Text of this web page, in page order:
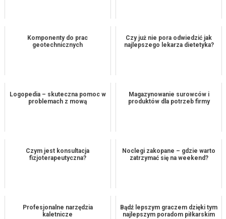
Komponenty do prac
geotechnicznych
Czy już nie pora odwiedzić jak
najlepszego lekarza dietetyka?
Logopedia – skuteczna pomoc w
problemach z mową
Magazynowanie surowców i
produktów dla potrzeb firmy
Czym jest konsultacja
fizjoterapeutyczna?
Noclegi zakopane – gdzie warto
zatrzymać się na weekend?
Profesjonalne narzędzia
kaletnicze
Bądź lepszym graczem dzięki tym
najlepszym poradom piłkarskim